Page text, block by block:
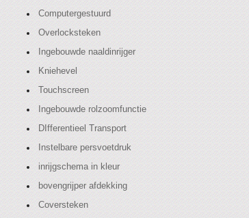
Computergestuurd
Overlocksteken
Ingebouwde naaldinrijger
Kniehevel
Touchscreen
Ingebouwde rolzoomfunctie
DIfferentieel Transport
Instelbare persvoetdruk
inrijgschema in kleur
bovengrijper afdekking
Coversteken